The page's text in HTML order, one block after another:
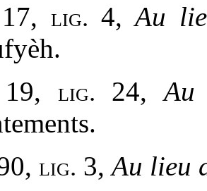
17, lig. 4,Au
19, lig. 24,Au
lig. 3,Au lieu